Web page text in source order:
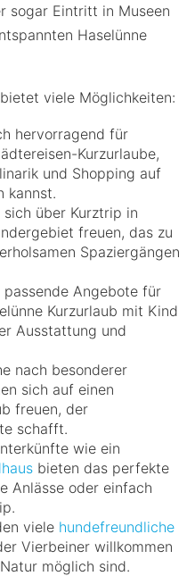
sogar Eintritt in Museen
Haselünne
viele Möglichkeiten:
hervorragend für
Kurzurlaube,
und Shopping auf
kannst.
über Kurztrip in
freuen, das zu
Spaziergängen
Angebote für
Kurzurlaub mit Kind
Ausstattung und
nach besonderer
sich auf einen
freuen, der
schafft.
wie ein
bieten das perfekte
Anlässe oder einfach
viele hundefreundliche
Vierbeiner willkommen
möglich sind.